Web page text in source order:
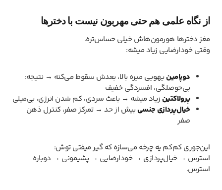
از نگاه علمی هم حتی مهربون نیست با دخترها
مغز دخترها هورمون‌هاش خیلی حساس‌تره.
وقتی خودارضایی زیاد میشه:
دوپامینیهویی میره بالا، بعدش سقوط می‌کنه → نتیجه:
بی‌حوصلگی، افسردگی خفیف
پرولاکتینزیاد میشه → باعث سردی، کم شدن انرژی، بی‌میلی
خیال‌پردازی جنسیبیش از حد → تمرکز صفر، کنترل ذهن
صفر
این‌جوری کم‌کم یه چرخه می‌سازه که گیر میفتی توش:
استرس → خیال‌پردازی → خودارضایی → پشیمونی → دوباره
استرس.